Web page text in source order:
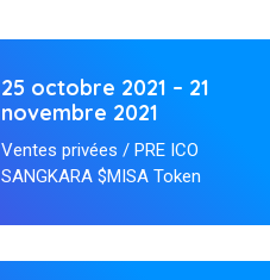
25 octobre 2021 – 21
novembre 2021
Ventes privées / PRE ICO
SANGKARA $MISA Token